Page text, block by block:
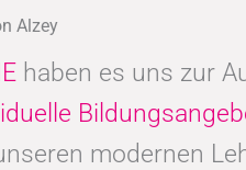
Alzey
haben es uns zur
modernen